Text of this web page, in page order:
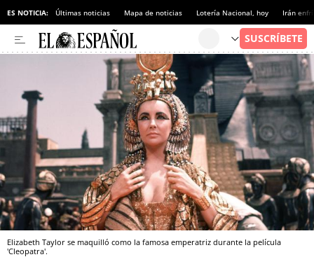
ES NOTICIA: Últimas noticias Mapa de noticias Lotería Nacional, hoy Irán
Elizabeth Taylor se maquilló como la famosa emperatriz durante la película
'Cleopatra'.